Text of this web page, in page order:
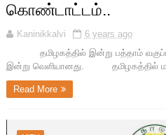
கொண்டாட்டம்..
Kaninikkalvi
6 years ago
தமிழகத்தில் இன்று பத்தாம் வகுப்பு
இன்று வெளியானது. தமிழகத்தில்
Read More